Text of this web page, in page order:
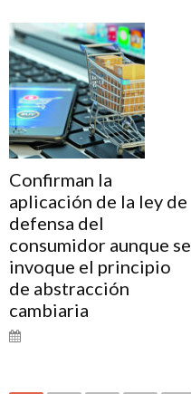
Confirman la
aplicación de la ley de
defensa del
consumidor aunque se
invoque el principio
de abstracción
cambiaria